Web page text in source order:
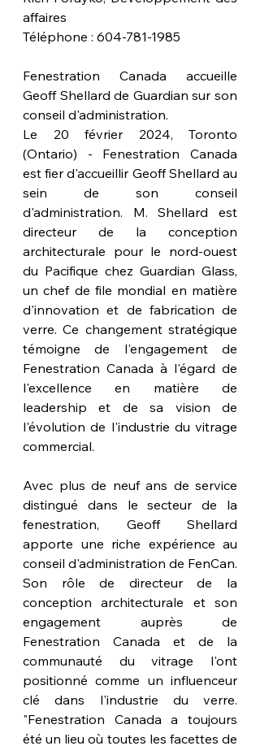
affaires
Téléphone : 604-781-1985
Fenestration Canada accueille
Geoff Shellard de Guardian sur son
conseil d'administration.
Le 20 février 2024, Toronto
(Ontario) - Fenestration Canada
est fier d'accueillir Geoff Shellard au
sein de son conseil
d'administration. M. Shellard est
directeur de la conception
architecturale pour le nord-ouest
du Pacifique chez Guardian Glass,
un chef de file mondial en matière
d'innovation et de fabrication de
verre. Ce changement stratégique
témoigne de l'engagement de
Fenestration Canada à l'égard de
l'excellence en matière de
leadership et de sa vision de
l'évolution de l'industrie du vitrage
commercial.
Avec plus de neuf ans de service
distingué dans le secteur de la
fenestration, Geoff Shellard
apporte une riche expérience au
conseil d'administration de FenCan.
Son rôle de directeur de la
conception architecturale et son
engagement auprès de
Fenestration Canada et de la
communauté du vitrage l'ont
positionné comme un influenceur
clé dans l'industrie du verre.
"Fenestration Canada a toujours
été un lieu où toutes les facettes de